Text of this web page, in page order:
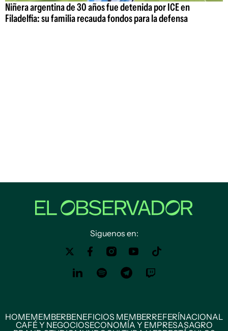
Niñera argentina de 30 años fue detenida por ICE en
Filadelfia: su familia recauda fondos para la defensa
Siguenos en:
HOMEMEMBERBENEFICIOS MEMBERREFERÍNACIONAL
CAFÉ Y NEGOCIOSECONOMÍA Y EMPRESASAGRO